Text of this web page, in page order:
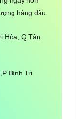
hàng đầu
Hòa, Q.Tân
Bình Trị